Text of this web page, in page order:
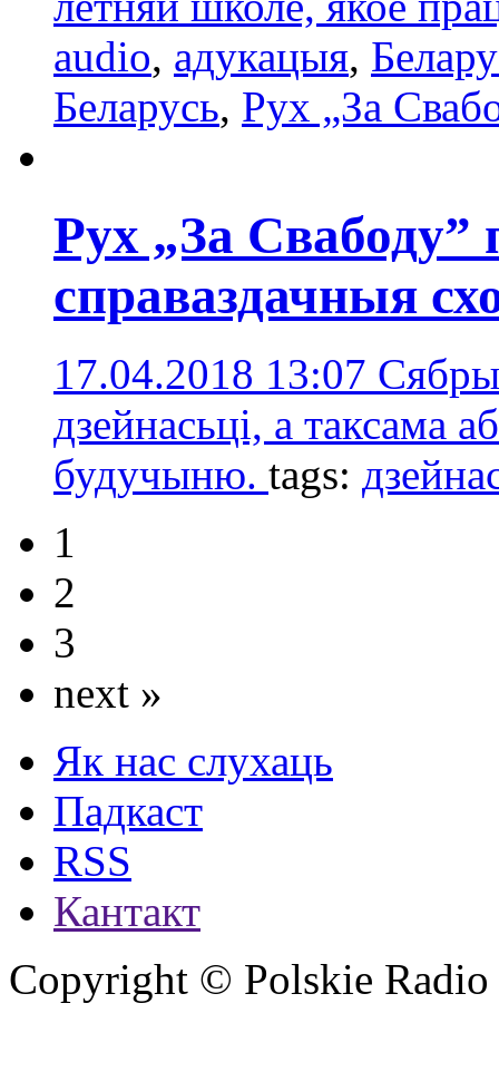
audio, адукацыя,
Беларусь, Рух „За
Рух „За Свабоду”
справаздачныя
17.04.2018 13:07 Сябры
дзейнасьці, а таксама
будучыню. tags:
1
2
3
next »
Як нас слухаць
Падкаст
RSS
Кантакт
Copyright © Polskie